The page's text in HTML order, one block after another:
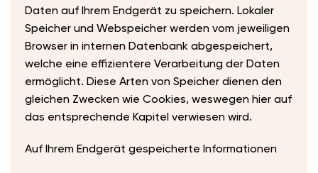
Daten auf Ihrem Endgerät zu speichern. Lokaler
Speicher und Webspeicher werden vom jeweiligen
Browser in internen Datenbank abgespeichert,
welche eine effizientere Verarbeitung der Daten
ermöglicht. Diese Arten von Speicher dienen den
gleichen Zwecken wie Cookies, weswegen hier auf
das entsprechende Kapitel verwiesen wird.
​Auf Ihrem Endgerät gespeicherte Informationen